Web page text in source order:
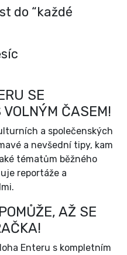
do “každé
SE
ČASEM!
a společenských
a nevšední tipy, kam
tématům běžného
reportáže a
AŽ SE
Enteru s kompletním